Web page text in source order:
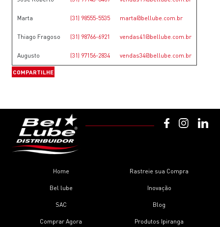
Marta (31) 98555-5535 marta@bellube.com.br
Thiago Fragoso (31) 98766-6921 vendas41@bellube.com.br
Augusto (31) 97156-2834 vendas34@bellube.com.br
COMPARTILHE
Home Rastreie sua Compra
Bel lube Inovação
SAC Blog
Comprar Agora Produtos Ipiranga